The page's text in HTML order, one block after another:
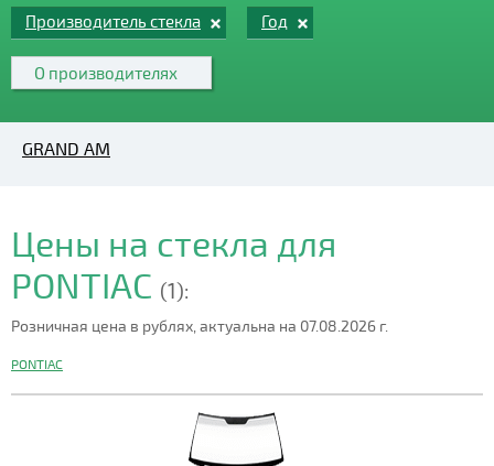
Производитель стекла Год
О производителях
GRAND AM
Цены на стекла для
PONTIAC (1):
Розничная цена в рублях, актуальна на 07.08.2026 г.
PONTIAC